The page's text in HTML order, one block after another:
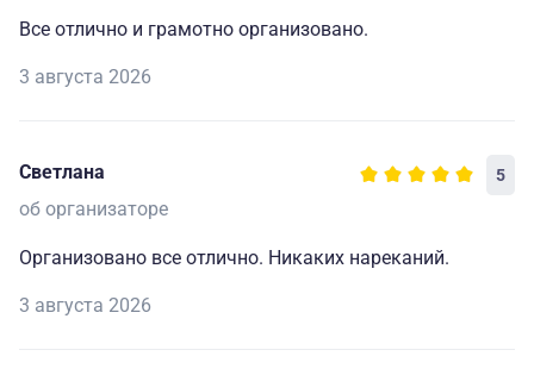
Все отлично и грамотно организовано.
3 августа 2026
Светлана 5
об организаторе
Организовано все отлично. Никаких нареканий.
3 августа 2026